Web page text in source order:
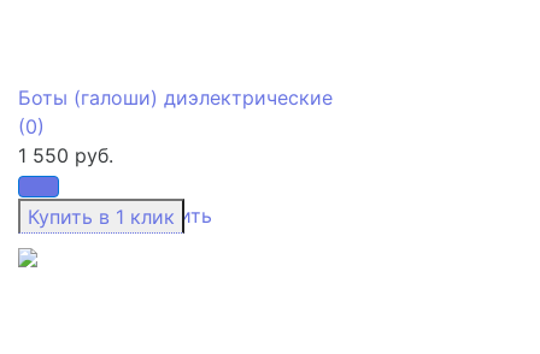
избранное сравнить
Боты (галоши) диэлектрические
(0)
1 550 руб.